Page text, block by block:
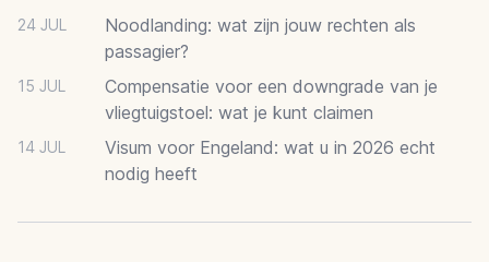
24 JUL
Noodlanding: wat zijn jouw rechten als
passagier?
15 JUL
Compensatie voor een downgrade van je
vliegtuigstoel: wat je kunt claimen
14 JUL
Visum voor Engeland: wat u in 2026 echt
nodig heeft